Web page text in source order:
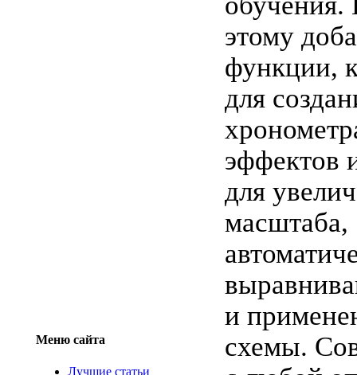
Меню сайта
Лучшие статьи
этому
функции,
для
эффектов
для
масштаба,
и
схемы.